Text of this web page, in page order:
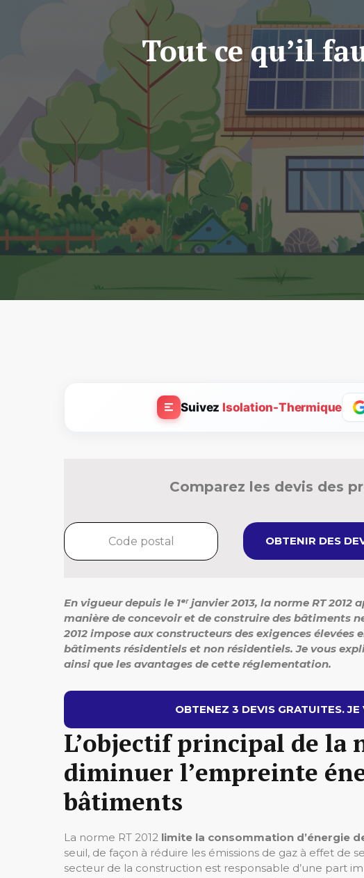
Tout ce qu’il
Suivez Isolation-Thermique
Comparez les devis des
OBTENIR DES
En vigueur depuis le 1ᵉʳ janvier 2013, la norme RT
manière de concevoir et de construire des bâtiments
2012 impose aux constructeurs des exigences
bâtiments résidentiels et non résidentiels. Je vous
ainsi que les avantages de cette réglementation.
OBTENEZ 3 DEVIS GRATUITES.
L’objectif principal de la
diminuer l’empreinte
bâtiments
La norme RT 2012 limite la consommation d’énergie
seuil, de façon à réduire les émissions de gaz à effet de
secteur de la construction est responsable d’une part